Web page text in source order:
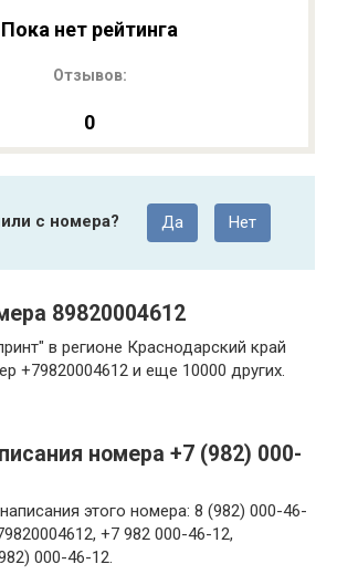
Пока нет рейтинга
Отзывов:
0
с номера? Да Нет
89820004612
в регионе Краснодарский край
+79820004612 и еще 10000 других.
номера +7 (982) 000-
этого номера: 8 (982) 000-46-
+7 982 000-46-12,
000-46-12.